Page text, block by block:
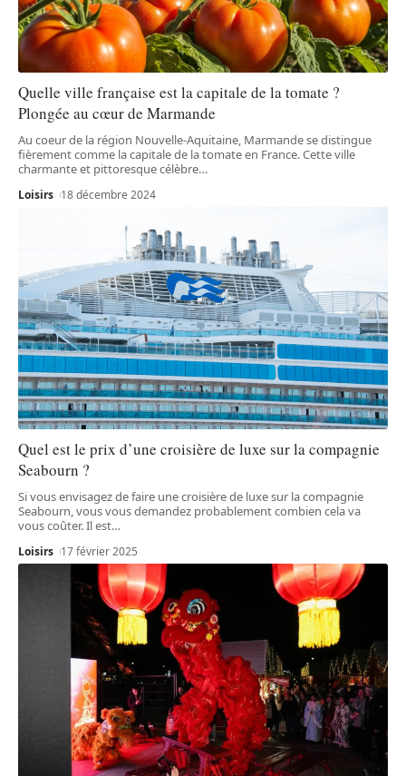
Quelle ville française est la capitale de la tomate ?
Plongée au cœur de Marmande
Au coeur de la région Nouvelle-Aquitaine, Marmande se distingue
fièrement comme la capitale de la tomate en France. Cette ville
charmante et pittoresque célèbre…
Loisirs 18 décembre 2024
Quel est le prix d’une croisière de luxe sur la compagnie
Seabourn ?
Si vous envisagez de faire une croisière de luxe sur la compagnie
Seabourn, vous vous demandez probablement combien cela va
vous coûter. Il est…
Loisirs 17 février 2025